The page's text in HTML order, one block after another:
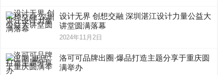
设计无界 创想交融 深圳湛江设计力量公益大
讲堂圆满落幕
2024年11月2日
洛可可品牌出圈·爆品打造主题分享于重庆圆
满举办